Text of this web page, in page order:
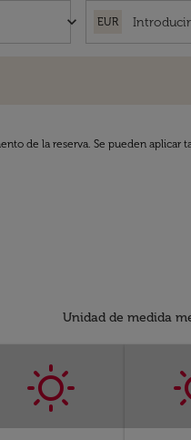
keyboard_arrow_down EUR
de la reserva. Se pueden aplicar
Unidad de medida